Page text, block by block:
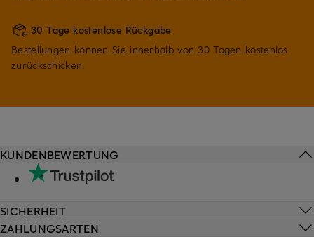
30 Tage kostenlose Rückgabe
Bestellungen können Sie innerhalb von 30 Tagen kostenlos
zurückschicken.
KUNDENBEWERTUNG
SICHERHEIT
ZAHLUNGSARTEN